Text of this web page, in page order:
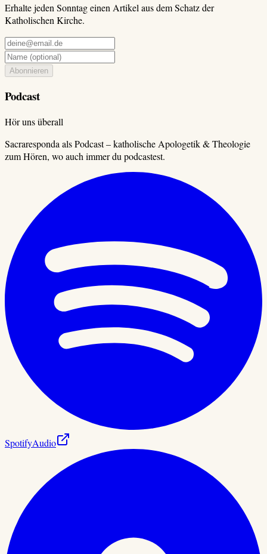
Erhalte jeden Sonntag einen Artikel aus dem Schatz der
Katholischen Kirche.
Abonnieren
Podcast
Hör uns überall
Sacraresponda als Podcast – katholische Apologetik & Theologie
zum Hören, wo auch immer du podcastest.
SpotifyAudio